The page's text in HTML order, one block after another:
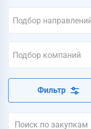
Подбор
Подбор компаний
Фильтр